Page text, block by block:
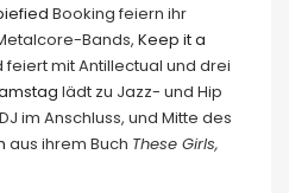
Booking feiern ihr
Bands, Keep it a
feiert mit Antillectual und drei
lädt zu Jazz- und Hip
im Anschluss, und Mitte des
aus ihrem Buch These Girls,